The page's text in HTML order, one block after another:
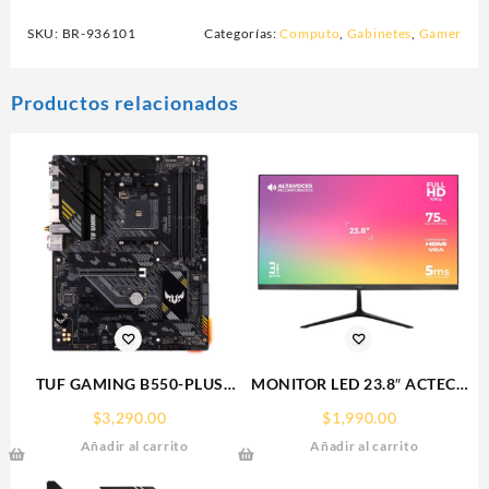
SKU: BR-936101 Categorías:Computo, Gabinetes, Gamer
Productos relacionados
TUF GAMING B550-PLUS
MADRE SOCKET
AM4,4*DDR4,HDMI,DP,PCIE-
$3,290.00
Añadir al carrito
MONITOR LED 23.8″ ACTECK
$1,990.00
Añadir al carrito